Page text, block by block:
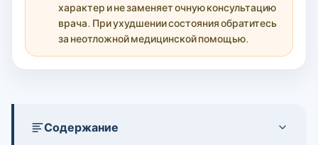
характер и не заменяет очную консультацию
врача. При ухудшении состояния обратитесь
за неотложной медицинской помощью.
Содержание